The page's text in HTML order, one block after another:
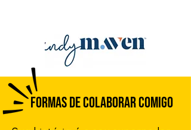
Formas de Colaborar Comigo